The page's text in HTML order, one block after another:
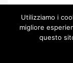
Utilizziamo i
migliore
questo